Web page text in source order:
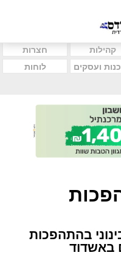
קהילות
חצרות
ועסקים
לוחות
בהתהפכות
באשדוד